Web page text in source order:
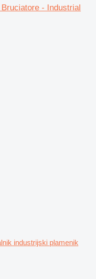
- Industrial
industrijski plamenik